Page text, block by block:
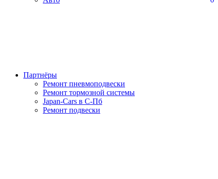
Партнёры
Ремонт пневмоподвески
Ремонт тормозной системы
Japan-Cars в С-Пб
Ремонт подвески